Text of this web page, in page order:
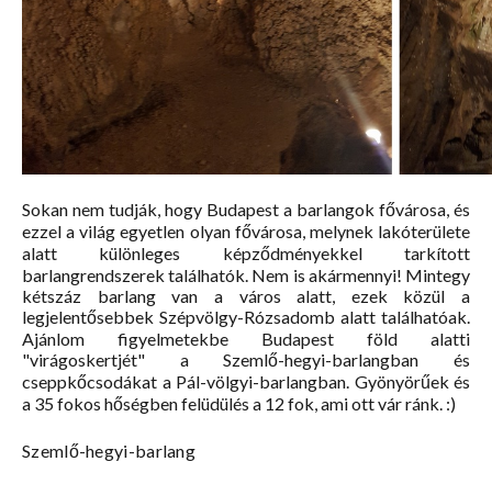
Sokan nem tudják, hogy Budapest a barlangok fővárosa, és
ezzel a világ egyetlen olyan fővárosa, melynek lakóterülete
alatt különleges képződményekkel tarkított
barlangrendszerek találhatók. Nem is akármennyi! Mintegy
kétszáz barlang van a város alatt, ezek közül a
legjelentősebbek Szépvölgy-Rózsadomb alatt találhatóak.
Ajánlom figyelmetekbe Budapest föld alatti
"virágoskertjét" a Szemlő-hegyi-barlangban és
cseppkőcsodákat a Pál-völgyi-barlangban. Gyönyörűek és
a 35 fokos hőségben felüdülés a 12 fok, ami ott vár ránk. :)
Szemlő-hegyi-barlang